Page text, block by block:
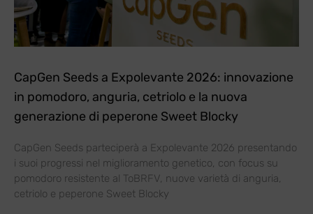
CapGen Seeds a Expolevante 2026: innovazione
in pomodoro, anguria, cetriolo e la nuova
generazione di peperone Sweet Blocky
CapGen Seeds parteciperà a Expolevante 2026 presentando
i suoi progressi nel miglioramento genetico, con focus su
pomodoro resistente al ToBRFV, nuove varietà di anguria,
cetriolo e peperone Sweet Blocky